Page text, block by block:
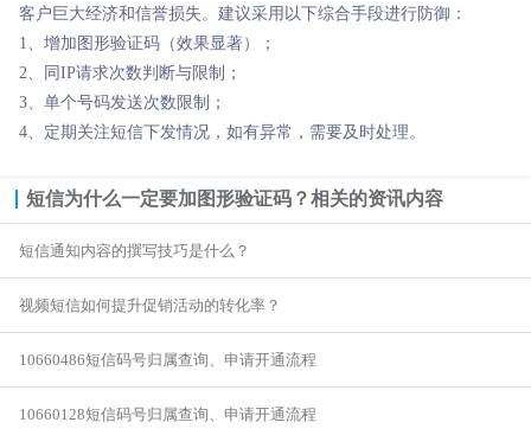
营销短信
彩信群发
语音通知
语音验证码
国际短信
短信签名认证
 IT互联网行业
 电商行业
 物流行业
 房产行业
 教育行业
 商超行业
关于我们 
 关于达信通
行业资讯
客户巨大经济和信誉损失。建议采用以下综合手段进行防御：
1、增加图形验证码（效果显著）；
2、同IP请求次数判断与限制；
3、单个号码发送次数限制；
4、定期关注短信下发情况，如有异常，需要及时处理。
短信为什么一定要加图形验证码？相关的资讯内容
短信通知内容的撰写技巧是什么？
视频短信如何提升促销活动的转化率？
10660486短信码号归属查询、申请开通流程
10660128短信码号归属查询、申请开通流程